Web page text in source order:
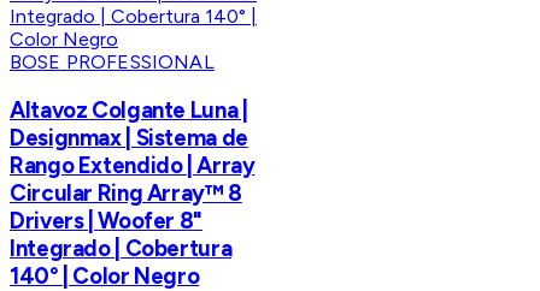
BOSE PROFESSIONAL
Altavoz Colgante Luna |
Designmax | Sistema de
Rango Extendido | Array
Circular Ring Array™ 8
Drivers | Woofer 8"
Integrado | Cobertura
140° | Color Negro